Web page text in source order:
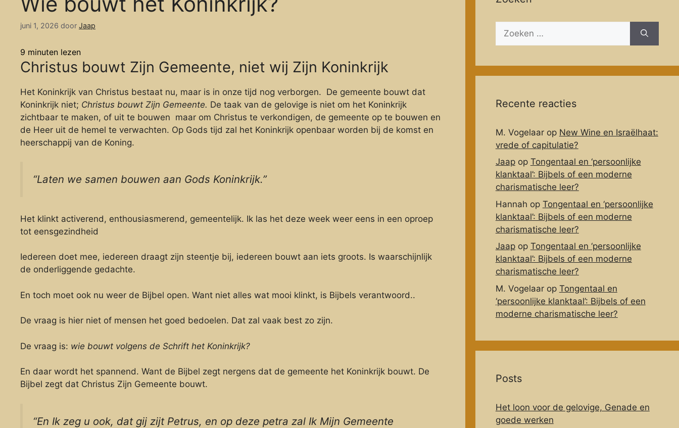
juni 1, 2026 door Jaap
9 minuten lezen
Christus bouwt Zijn Gemeente, niet wij Zijn Koninkrijk
Het Koninkrijk van Christus bestaat nu, maar is in onze tijd nog verborgen. De gemeente bouwt dat
Koninkrijk niet; Christus bouwt Zijn Gemeente. De taak van de gelovige is niet om het Koninkrijk
zichtbaar te maken, of uit te bouwen maar om Christus te verkondigen, de gemeente op te bouwen en
de Heer uit de hemel te verwachten. Op Gods tijd zal het Koninkrijk openbaar worden bij de komst en
heerschappij van de Koning.
“Laten we samen bouwen aan Gods Koninkrijk.”
Het klinkt activerend, enthousiasmerend, gemeentelijk. Ik las het deze week weer eens in een oproep
tot eensgezindheid
Iedereen doet mee, iedereen draagt zijn steentje bij, iedereen bouwt aan iets groots. Is waarschijnlijk
de onderliggende gedachte.
En toch moet ook nu weer de Bijbel open. Want niet alles wat mooi klinkt, is Bijbels verantwoord..
De vraag is hier niet of mensen het goed bedoelen. Dat zal vaak best zo zijn.
De vraag is: wie bouwt volgens de Schrift het Koninkrijk?
En daar wordt het spannend. Want de Bijbel zegt nergens dat de gemeente het Koninkrijk bouwt. De
Bijbel zegt dat Christus Zijn Gemeente bouwt.
“En Ik zeg u ook, dat gij zijt Petrus, en op deze petra zal Ik Mijn Gemeente
naar:
Recente reacties
M. Vogelaarop New Wine en Israëlhaat:
vrede of capitulatie?
Jaapop Tongentaal en ‘persoonlijke
klanktaal’: Bijbels of een moderne
charismatische leer?
Hannah op Tongentaal en ‘persoonlijke
klanktaal’: Bijbels of een moderne
charismatische leer?
Jaapop Tongentaal en ‘persoonlijke
klanktaal’: Bijbels of een moderne
charismatische leer?
M. Vogelaarop Tongentaal en
‘persoonlijke klanktaal’: Bijbels of een
moderne charismatische leer?
Posts
Het loon voor de gelovige, Genade en
goede werken